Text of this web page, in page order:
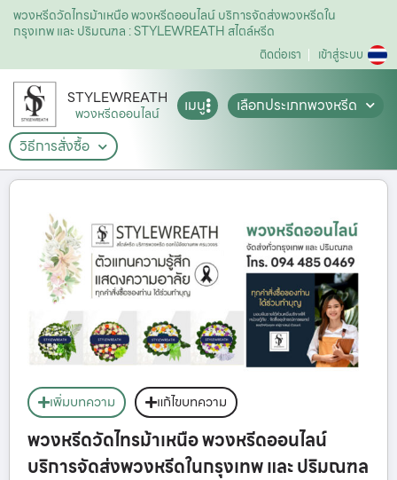
พวงหรีดวัดไทรม้าเหนือ พวงหรีดออนไลน์ บริการจัดส่งพวงหรีดใน
กรุงเทพ และ ปริมณฑล : STYLEWREATH สไตล์หรีด
ติดต่อเรา เข้าสู่ระบบ
STYLEWREATH
พวงหรีดออนไลน์ เมนู
เลือกประเภทพวงหรีด
วิธีการสั่งซื้อ
เพิ่มบทความ แก้ไขบทความ
พวงหรีดวัดไทรม้าเหนือ พวงหรีดออนไลน์
บริการจัดส่งพวงหรีดในกรุงเทพ และ ปริมณฑล